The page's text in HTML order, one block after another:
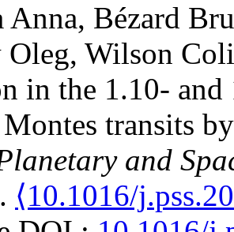
Anna, Bézard
Oleg, Wilson
in the 1.10-
transits
and
⟨10.1016/